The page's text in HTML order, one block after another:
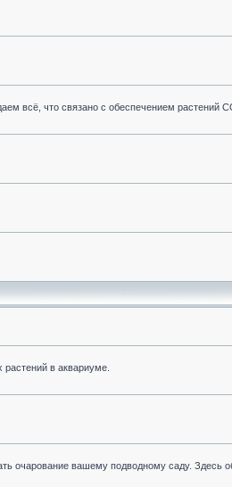
всё, что связано с обеспечением растений
в аквариуме.
очарование вашему подводному саду. Здесь